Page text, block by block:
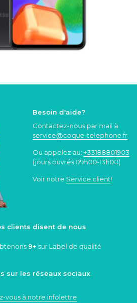
Besoin d'aide?
Contactez-nous par mail à
service@coque-telephone.fr
Ou appelez au: +33188801903
(jours ouvrés 09h00-13h00)
Voir notre Service client!
clients disent de nous
9+ sur Label de qualité
sur les réseaux sociaux
vous à notre infolettre